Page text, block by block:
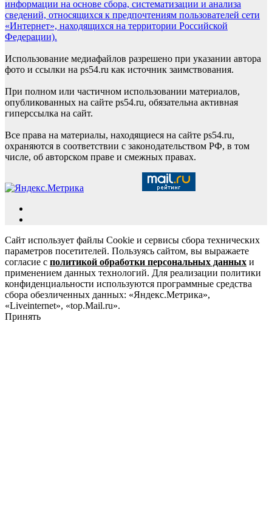
информации на основе сбора, систематизации и анализа
сведений, относящихся к предпочтениям пользователей сети
«Интернет», находящихся на территории Российской
Федерации).
Использование медиафайлов разрешено при указании автора
фото и ссылки на ps54.ru как источник заимствования.
При полном или частичном использовании материалов,
опубликованных на сайте ps54.ru, обязательна активная
гиперссылка на сайт.
Все права на материалы, находящиеся на сайте ps54.ru,
охраняются в соответствии с законодательством РФ, в том
числе, об авторском праве и смежных правах.
Сайт использует файлы Cookie и сервисы сбора технических
параметров посетителей. Пользуясь сайтом, вы выражаете
согласие с политикой обработки персональных данных и
применением данных технологий. Для реализации политики
конфиденциальности используются программные средства
сбора обезличенных данных: «Яндекс.Метрика»,
«Liveinternet», «top.Mail.ru».
Принять